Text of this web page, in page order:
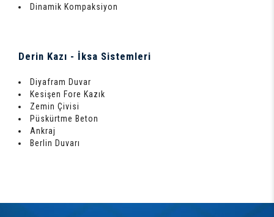
Dinamik Kompaksiyon
Derin Kazı - İksa Sistemleri
Diyafram Duvar
Kesişen Fore Kazık
Zemin Çivisi
Püskürtme Beton
Ankraj
Berlin Duvarı